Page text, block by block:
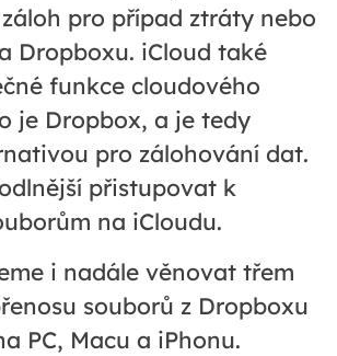
pro případ ztráty nebo
Dropboxu. iCloud také
funkce cloudového
je Dropbox, a je tedy
pro zálohování dat.
přistupovat k
na iCloudu.
i nadále věnovat třem
souborů z Dropboxu
PC, Macu a iPhonu.